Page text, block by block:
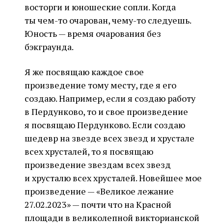
восторги и юношеские сопли. Когда
ты чем-то очарован, чему-то следуешь.
Юность — время очарования без
бэкграунда.
Я же посвящаю каждое свое
произведение тому месту, где я его
создаю. Например, если я создаю работу
в Пердунково, то и свое произведение
я посвящаю Пердунково. Если создаю
шедевр на звезде всех звезд и хрустале
всех хрусталей, то я посвящаю
произведение звездам всех звезд
и хрусталю всех хрусталей. Новейшее мое
произведение — «Великое лежание
27.02.2023» — почти что на Красной
площади в великолепной викторианской